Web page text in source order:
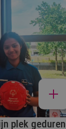
plek